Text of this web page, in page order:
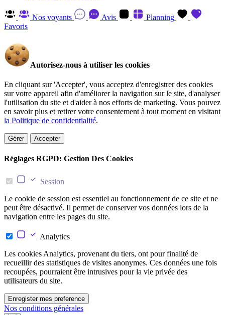
Nos voyants Avis
Planning
Favoris
Autorisez-nous à utiliser les cookies
En cliquant sur 'Accepter', vous acceptez d'enregistrer des cookies
sur votre appareil afin d'améliorer la navigation sur le site, d'analyser
l'utilisation du site et d'aider à nos efforts de marketing. Vous pouvez
en savoir plus et retirer votre consentement à tout moment en visitant
la Politique de confidentialité.
Gérer Accepter
Réglages RGPD: Gestion Des Cookies
Session
Le cookie de session est essentiel au fonctionnement de ce site et ne
peut être désactivé. Il permet de conserver vos données lors de la
navigation entre les pages du site.
Analytics
Les cookies Analytics, provenant du tiers, ont pour finalité de
recueillir des statistiques de visites anonymes. Ces données une fois
recoupées, pourraient être intrusives pour la vie privée des
utilisateurs du site.
Enregister mes preference
Nos conditions générales